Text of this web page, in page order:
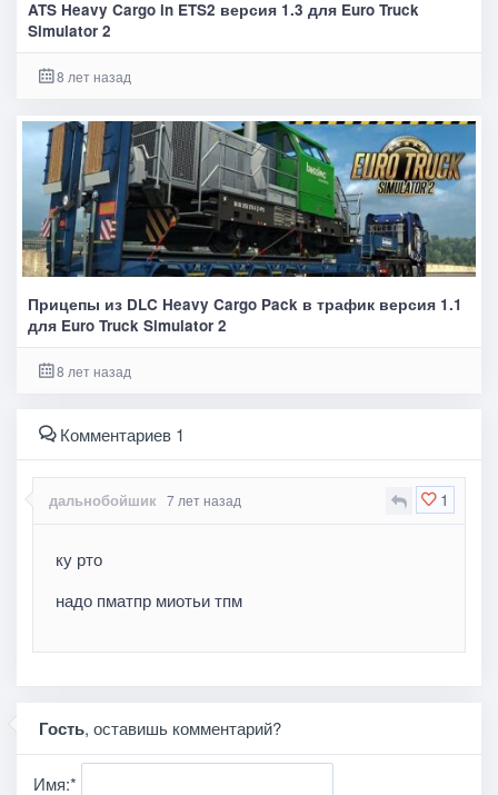
ATS Heavy Cargo in ETS2 версия 1.3 для Euro Truck
Simulator 2
8 лет назад
Прицепы из DLC Heavy Cargo Pack в трафик версия 1.1
для Euro Truck Simulator 2
8 лет назад
Комментариев 1
1
дальнобойшик 7 лет назад
ку рто
надо пматпр миотьи тпм
Гость, оставишь комментарий?
Имя:*